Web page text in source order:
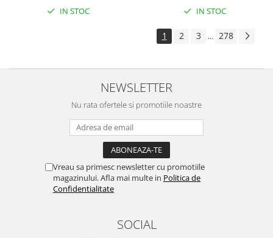
IN STOC IN STOC
1 2 3 ... 278
NEWSLETTER
Nu rata ofertele si promotiile noastre
Vreau sa primesc newsletter cu promotiile
magazinului. Afla mai multe in Politica de
Confidentialitate
SOCIAL